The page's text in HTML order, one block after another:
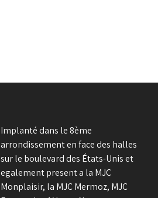
Implanté dans le 8ème
arrondissement en face des halles
sur le boulevard des États-Unis et
egalement present a la MJC
Monplaisir, la MJC Mermoz, MJC